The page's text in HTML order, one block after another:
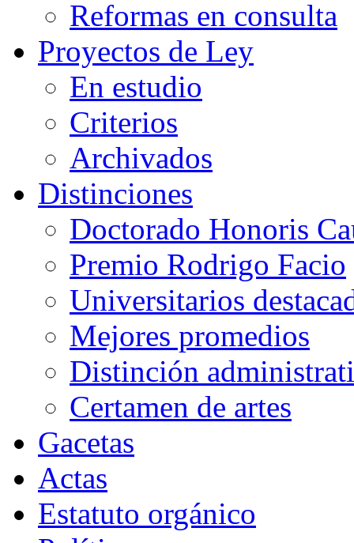
Reformas en consulta
Proyectos de Ley
En estudio
Criterios
Archivados
Distinciones
Doctorado Honoris
Premio Rodrigo Facio
Universitarios
Mejores promedios
Distinción
Certamen de artes
Gacetas
Actas
Estatuto orgánico